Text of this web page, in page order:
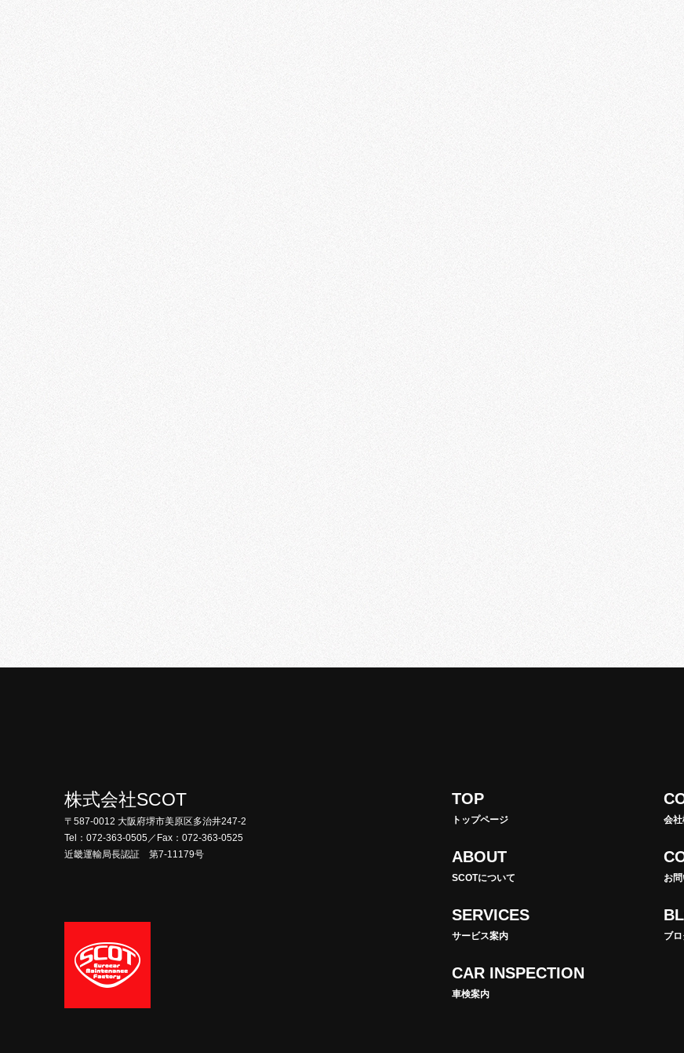
TOP
トップページ
ABOUT
SCOTについて
SERVICES
サービス案内
CAR INSPECTION
車検案内
会
お
ブ
株式会社SCOT
〒587-0012 大阪府堺市美原区多治井247-2
Tel：072-363-0505／Fax：072-363-0525
近畿運輸局長認証 第7-11179号